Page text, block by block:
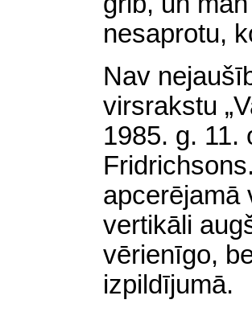
nesaprotu,
Nav
virsrakstu
1985. g. 11.
apcerējamā
vertikāli
vērienīgo,
izpildījumā.